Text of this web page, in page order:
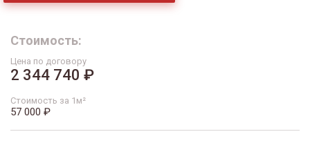
Стоимость:
Цена по договору
2 344 740 ₽
Стоимость за 1м²
57 000 ₽